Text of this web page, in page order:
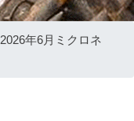
2026年6月ミクロネ